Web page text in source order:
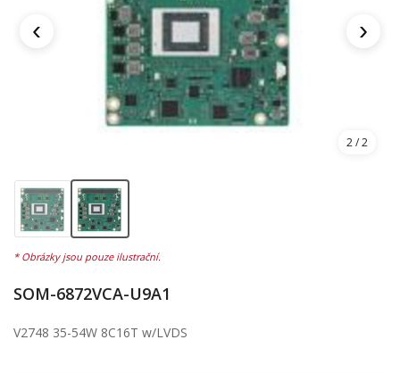
‹ ›
2/ 2
SOM-6872VCA-U9A1
V2748 35-54W 8C16T w/LVDS